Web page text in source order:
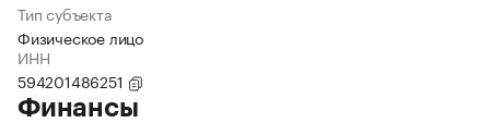
Тип субъекта
Физическое лицо
ИНН
594201486251
Финансы